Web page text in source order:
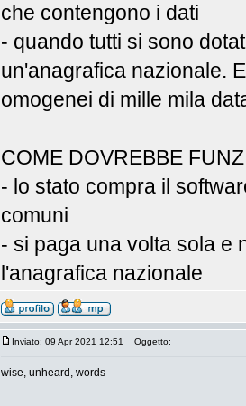
che contengono i dati
- quando tutti si sono
un'anagrafica nazionale.
omogenei di mille mila
COME DOVREBBE
- lo stato compra il
comuni
- si paga una volta sola e
l'anagrafica nazionale
Inviato: 09 Apr 2021 12:51 Oggetto:
wise, unheard, words